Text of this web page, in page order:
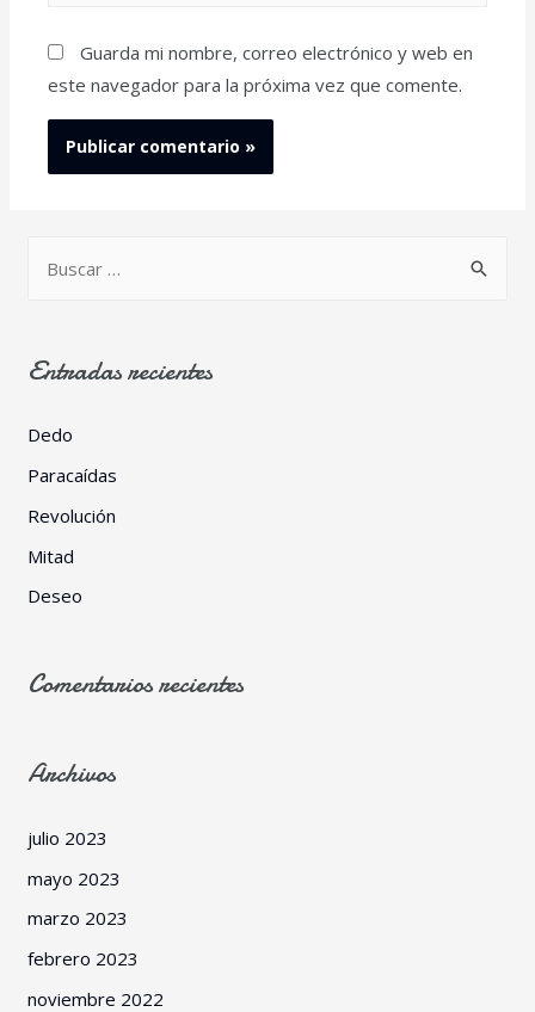
Guarda mi nombre, correo electrónico y web en
este navegador para la próxima vez que comente.
Entradas recientes
Dedo
Paracaídas
Revolución
Mitad
Deseo
Comentarios recientes
Archivos
julio 2023
mayo 2023
marzo 2023
febrero 2023
noviembre 2022